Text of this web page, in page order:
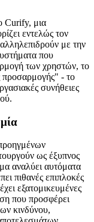
Curify, μια
εντελώς τον
με την
που
των χρηστών, το
προσαρμογής" - το
συνήθειες
ως έξυπνος
αναλύει αυτόματα
πιθανές επιπλοκές
εξατομικευμένες
που προσφέρει
κινδύνου,